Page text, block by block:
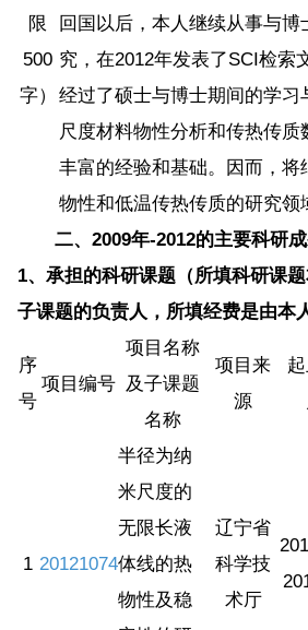
限
500
字）
回国以后，本人继续从事与
究，在2012年发表了SCI检索
经过了硕士与博士期间的学习
尺度材料物性分析和传热传
丰富的经验和基础。因而，将
物性和低温传热传质的研究领
二、2009年-2012的主要科研
1、承担的科研课题（所填科研课
子课题的负责人，所填经费是由本
序
号
项目编号
项目名称
及子课题
名称
项目来
源
1 20121074
半径为纳
米尺度的
无限长液
体线的热
物性及稳
辽宁省
科学技
术厅